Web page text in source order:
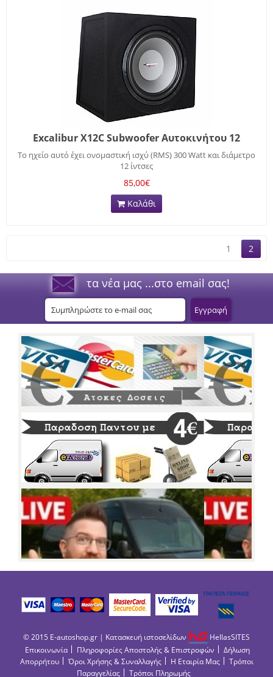
Excalibur X12C Subwoofer Αυτοκινήτου 12
Το ηχείο αυτό έχει ονομαστική ισχύ (RMS) 300 Watt και διάμετρο
12 ίντσες
85,00€
Καλάθι
1 2
τα νέα μας ...στο email σας!
© 2015 E-autoshop.gr | Κατασκευή ιστοσελίδων
HellasSITES
Επικοινωνία
Πληροφορίες Αποστολής & Επιστροφών
Δήλωση
Απορρήτου
Όροι Χρήσης & Συναλλαγής Η Εταιρία Μας
Τρόποι
Παραγγελίας
Τρόποι Πληρωμής